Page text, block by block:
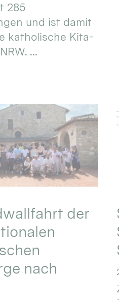
285
und ist damit
katholische Kita-
...
der
nach